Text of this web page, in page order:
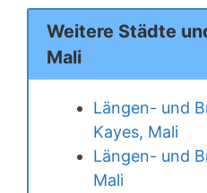
Weitere Städte
Mali
Längen- und
Kayes, Mali
Längen- und
Mali